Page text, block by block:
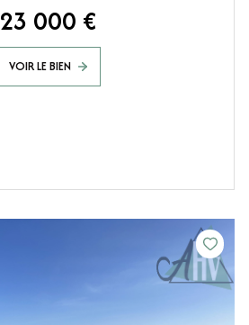
23 000 €
VOIR LE BIEN